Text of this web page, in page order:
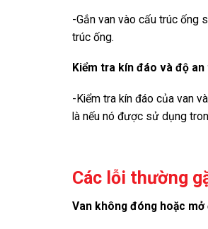
-Gắn van vào cấu trúc ống
trúc ống.
Kiểm tra kín đáo và độ an
-Kiểm tra kín đáo của van
là nếu nó được sử dụng
Các lỗi thường
Van không đóng hoặc mở